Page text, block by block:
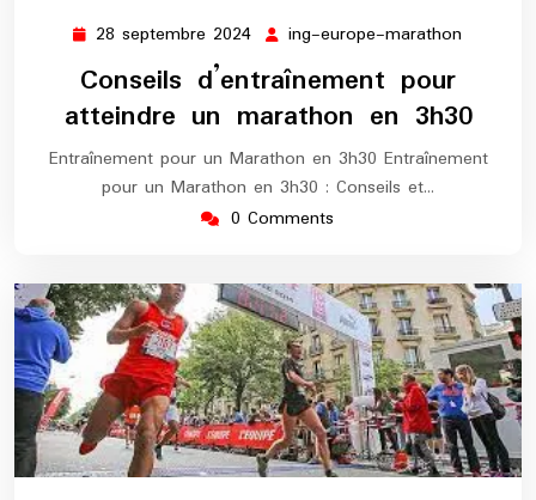
28 septembre 2024 28
septembre
2024
ing-europe-marathon
Conseils d’entraînement pour
atteindre un marathon en 3h30
Entraînement pour un Marathon en 3h30 Entraînement
pour un Marathon en 3h30 : Conseils et…
0 Comments